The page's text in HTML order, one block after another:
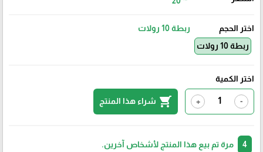
اختر الحجم
ربطة 10 رولات
ربطة 10 رولات
اختر الكمية
-
+
shopping_cart شراء هذا المنتج
مرة تم بيع هذا المنتج لأشخاص آخرين.